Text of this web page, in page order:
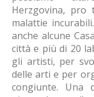
Herzgovina,
malattie
anche alcune
città e più di 20
gli artisti, per
delle arti e per
congiunte. Una